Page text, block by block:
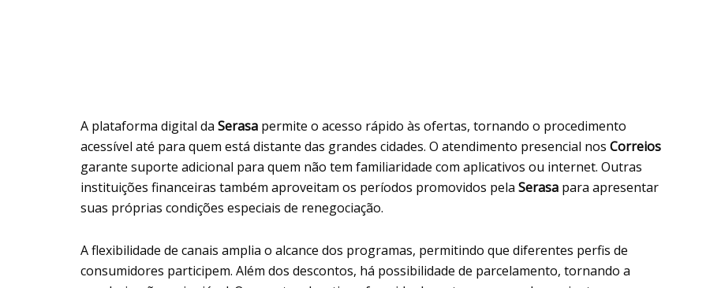
A plataforma digital da Serasa permite o acesso rápido às ofertas, tornando o procedimento
acessível até para quem está distante das grandes cidades. O atendimento presencial nos Correios
garante suporte adicional para quem não tem familiaridade com aplicativos ou internet. Outras
instituições financeiras também aproveitam os períodos promovidos pela Serasa para apresentar
suas próprias condições especiais de renegociação.
A flexibilidade de canais amplia o alcance dos programas, permitindo que diferentes perfis de
consumidores participem. Além dos descontos, há possibilidade de parcelamento, tornando a